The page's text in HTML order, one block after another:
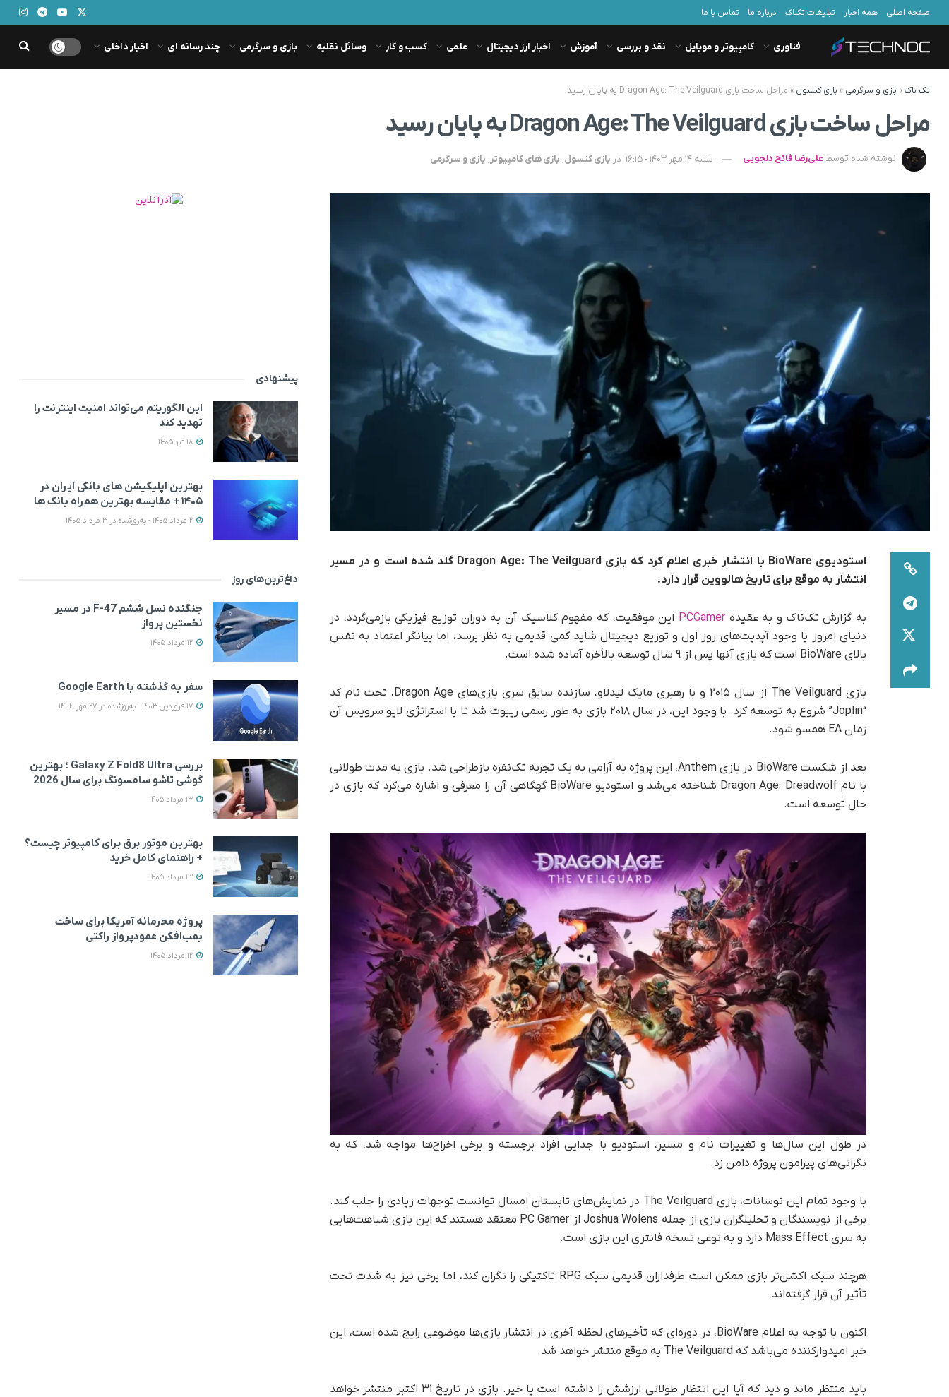
صفحه اصلی همه اخبار تبلیغات تکناک درباره ما تماس با ما
فناوری کامپیوتر و موبایل نقد و بررسی آموزش اخبار ارز دیجیتال علمی کسب و کار وسائل نقلیه بازی و سرگرمی چند رسانه ای اخبار داخلی
تک ناک» بازی و سرگرمی » بازی کنسول » مراحل ساخت بازی Dragon Age: The Veilguard به پایان رسید
مراحل ساخت بازی Dragon Age: The Veilguard به پایان رسید
نوشته شده توسط علی‌رضا فاتح دلجویی شنبه 14 مهر 1403 - 16:15 در بازی کنسول, بازی های کامپیوتر, بازی و سرگرمی
استودیوی BioWare با انتشار خبری اعلام کرد که بازی Dragon Age: The Veilguard گلد شده است و در مسیر
انتشار به‌ موقع برای تاریخ هالووین قرار دارد.
به گزارش تک‌ناک و به عقیده PCGamer این موفقیت، که مفهوم کلاسیک آن به دوران توزیع فیزیکی بازمی‌گردد، در
دنیای امروز با وجود آپدیت‌های روز اول و توزیع دیجیتال شاید کمی قدیمی به نظر برسد، اما بیانگر اعتماد به نفس
بالای BioWare است که بازی آنها پس از ۹ سال توسعه بالأخره آماده شده است.
بازی The Veilguard از سال ۲۰۱۵ و با رهبری مایک لیدلاو، سازنده سابق سری بازی‌های Dragon Age، تحت نام کد
“Joplin” شروع به توسعه کرد. با وجود این، در سال ۲۰۱۸ بازی به طور رسمی ریبوت شد تا با استراتژی لایو سرویس آن
زمان EA همسو شود.
بعد از شکست BioWare در بازی Anthem، این پروژه به آرامی به یک تجربه تک‌نفره بازطراحی شد. بازی به مدت طولانی
با نام Dragon Age: Dreadwolf شناخته می‌شد و استودیو BioWare گهگاهی آن را معرفی و اشاره می‌کرد که بازی در
حال توسعه است.
در طول این سال‌ها و تغییرات نام و مسیر، استودیو با جدایی افراد برجسته و برخی اخراج‌ها مواجه شد، که به
نگرانی‌های پیرامون پروژه دامن زد.
با وجود تمام این نوسانات، بازی The Veilguard در نمایش‌های تابستان امسال توانست توجهات زیادی را جلب کند.
برخی از نویسندگان و تحلیلگران بازی از جمله Joshua Wolens از PC Gamer معتقد هستند که این بازی شباهت‌هایی
به سری Mass Effect دارد و به نوعی نسخه فانتزی این بازی است.
هرچند سبک اکشن‌تر بازی ممکن است طرفداران قدیمی سبک RPG تاکتیکی را نگران کند، اما برخی نیز به شدت تحت
تأثیر آن قرار گرفته‌اند.
اکنون با توجه به اعلام BioWare، در دوره‌ای که تأخیرهای لحظه آخری در انتشار بازی‌ها موضوعی رایج شده است، این
خبر امیدوارکننده می‌باشد که The Veilguard به موقع منتشر خواهد شد.
باید منتظر ماند و دید که آیا این انتظار طولانی ارزشش را داشته است یا خیر. بازی در تاریخ ۳۱ اکتبر منتشر خواهد
پیشنهادی
این الگوریتم می‌تواند امنیت اینترنت را
تهدید کند
بهترین اپلیکیشن‌ های بانکی ایران در
۱۴۰۵ + مقایسه بهترین همراه بانک‌ ها
داغ‌ترین‌های روز
جنگنده نسل ششم F-47 در مسیر
نخستین پرواز
سفر به گذشته با Google Earth
بررسی Galaxy Z Fold8 Ultra ؛ بهترین
گوشی تاشو سامسونگ برای سال 2026
بهترین موتور برق برای کامپیوتر چیست؟
+ راهنمای کامل خرید
پروژه محرمانه آمریکا برای ساخت
بمب‌افکن عمودپرواز راکتی